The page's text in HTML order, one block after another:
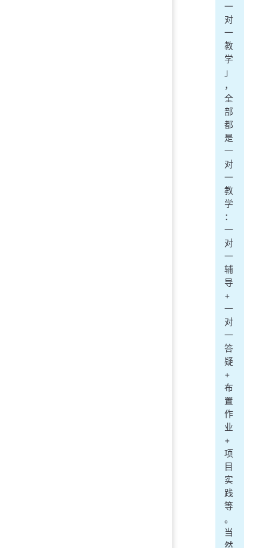
一
对
一
教
学
」
，
全
部
都
是
一
对
一
教
学
：
一
对
一
辅
导
+
一
对
一
答
疑
+
布
置
作
业
+
项
目
实
践
等
。
当
然